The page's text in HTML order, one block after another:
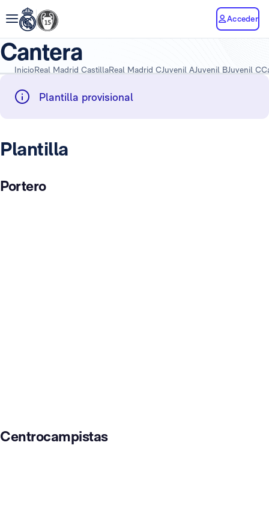
Acceder
Cantera
InicioReal Madrid CastillaReal Madrid CJuvenil AJuvenil BJuvenil C
Plantilla provisional
Plantilla
Portero
Centrocampistas